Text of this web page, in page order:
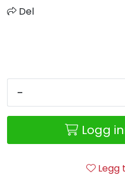
Del
-
Logg
Legg
Outlet
Retur/reklamasjon